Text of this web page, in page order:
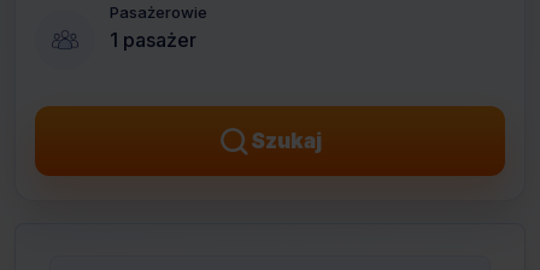
Pasażerowie
1 pasażer
Szukaj